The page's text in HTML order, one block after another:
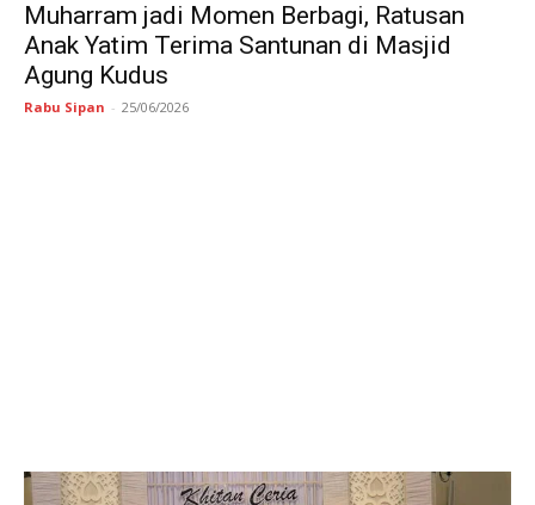
Muharram jadi Momen Berbagi, Ratusan
Anak Yatim Terima Santunan di Masjid
Agung Kudus
Rabu Sipan - 25/06/2026